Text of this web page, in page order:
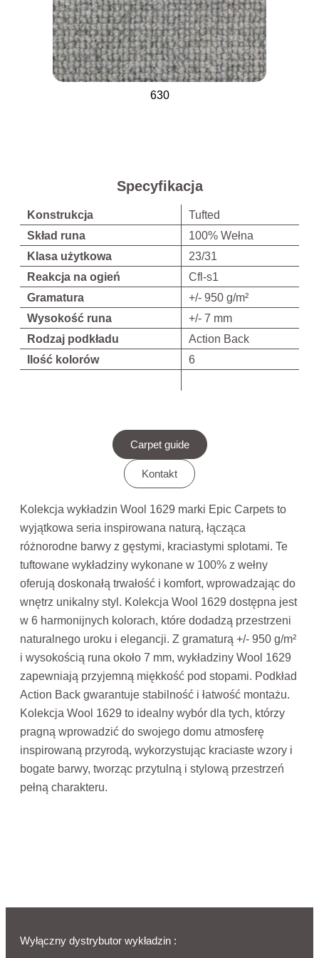
630
Specyfikacja
Konstrukcja
Tufted
Skład runa
100% Wełna
Klasa użytkowa
23/31
Reakcja na ogień
Cfl-s1
Gramatura
+/- 950 g/m²
Wysokość runa
+/- 7 mm
Rodzaj podkładu
Action Back
Ilość kolorów
6
Carpet guide
Kontakt
Kolekcja wykładzin Wool 1629 marki Epic Carpets to
wyjątkowa seria inspirowana naturą, łącząca
różnorodne barwy z gęstymi, kraciastymi splotami. Te
tuftowane wykładziny wykonane w 100% z wełny
oferują doskonałą trwałość i komfort, wprowadzając do
wnętrz unikalny styl. Kolekcja Wool 1629 dostępna jest
w 6 harmonijnych kolorach, które dodadzą przestrzeni
naturalnego uroku i elegancji. Z gramaturą +/- 950 g/m²
i wysokością runa około 7 mm, wykładziny Wool 1629
zapewniają przyjemną miękkość pod stopami. Podkład
Action Back gwarantuje stabilność i łatwość montażu.
Kolekcja Wool 1629 to idealny wybór dla tych, którzy
pragną wprowadzić do swojego domu atmosferę
inspirowaną przyrodą, wykorzystując kraciaste wzory i
bogate barwy, tworząc przytulną i stylową przestrzeń
pełną charakteru.
Wyłączny dystrybutor wykładzin :